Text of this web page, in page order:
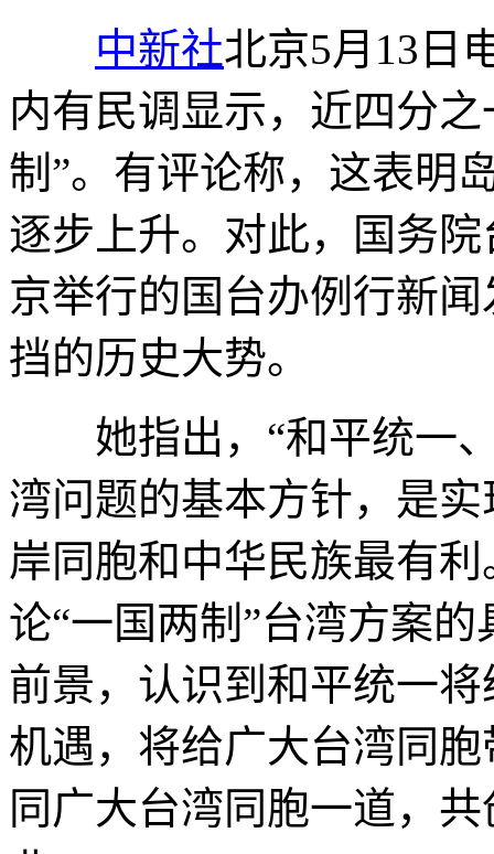
中新社北京5月13日
内有民调显示，近四分
制”。有评论称，这表明
逐步上升。对此，国务
京举行的国台办例行新
挡的历史大势。
她指出，“和平统一、
湾问题的基本方针，是
岸同胞和中华民族最有
论“一国两制”台湾方案
前景，认识到和平统一
机遇，将给广大台湾同
同广大台湾同胞一道，